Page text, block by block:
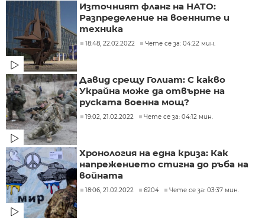
Източният фланг на НАТО:
Разпределение на военните и
техника
18:48, 22.02.2022 Чете се за: 04:22 мин.
Давид срещу Голиат: С какво
Украйна може да отвърне на
руската военна мощ?
19:02, 21.02.2022 Чете се за: 04:12 мин.
Хронология на една криза: Как
напрежението стигна до ръба на
войната
18:06, 21.02.2022 6204 Чете се за: 03:37 мин.